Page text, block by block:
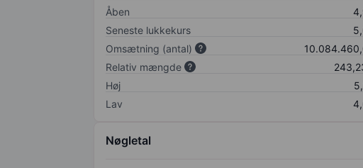
Åben
Seneste lukkekurs
Omsætning (antal)
Relativ mængde
Høj
Lav
Nøgletal